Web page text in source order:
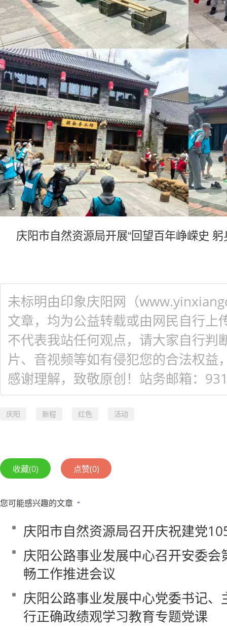
庆阳市自然资源局开展“回望百年峥嵘史
未标明由印象庆阳网（
文章，均为公益转载或由网民自行上
不代表我站任何观点，请大家自行判
片、音视频等如有侵犯您的合法权益
感谢理解，致敬原创！站务邮箱：
庆阳 新程 红色 活动
收藏(0) 点赞(0)
您可能感兴趣的文章
庆阳市自然资源局召开庆祝建党
庆阳公路事业发展中心召开安委
畅工作推进会议
庆阳公路事业发展中心党委书记
行正确政绩观学习教育专题党课